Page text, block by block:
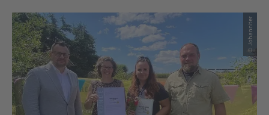
© Johanniter